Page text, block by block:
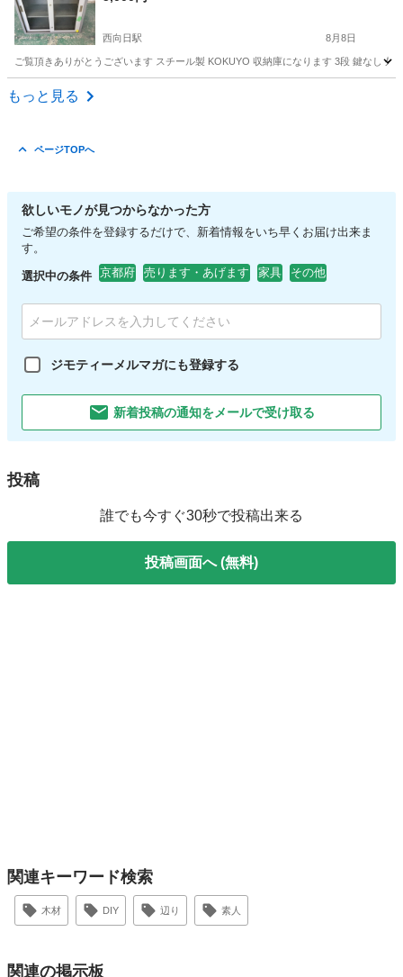
西向日駅 8月8日
ご覧頂きありがとうございます スチール製 KOKUYO 収納庫になります 3段 鍵なし
京都 長岡京市
もっと見る
ページTOPへ
欲しいモノが見つからなかった方
ご希望の条件を登録するだけで、新着情報をいち早くお届け出来ま
す。
選択中の条件 京都府 売ります・あげます 家具 その他
ジモティーメルマガにも登録する
新着投稿の通知をメールで受け取る
投稿
誰でも今すぐ30秒で投稿出来る
投稿画面へ (無料)
関連キーワード検索
木材 DIY 辺り 素人
関連の掲示板